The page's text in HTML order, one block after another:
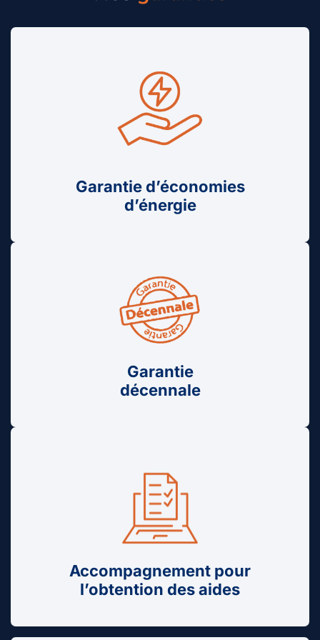
Garantie d’économies
d’énergie
Garantie
décennale
Accompagnement pour
l’obtention des aides